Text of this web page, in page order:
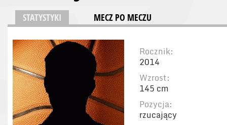
STATYSTYKI MECZ PO MECZU
Rocznik:
2014
Wzrost:
145 cm
Pozycja:
rzucający